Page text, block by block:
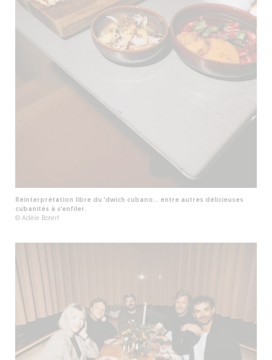
Réinterprétation libre du ‘dwich cubano... entre autres délicieuses
cubanités à s’enfiler.
© Adèle Boterf